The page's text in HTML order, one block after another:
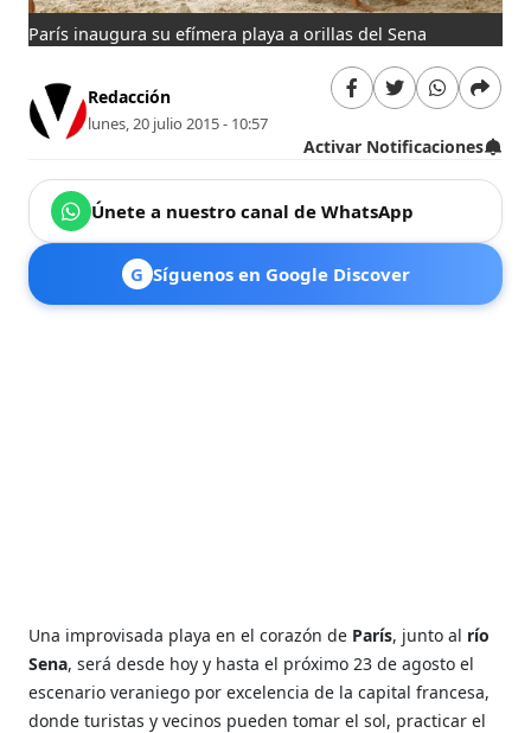
París inaugura su efímera playa a orillas del Sena
Redacción
lunes, 20 julio 2015 - 10:57
Activar Notificaciones
Únete a nuestro canal de WhatsApp
G Síguenos en Google Discover
Una improvisada playa en el corazón de París, junto al río
Sena, será desde hoy y hasta el próximo 23 de agosto el
escenario veraniego por excelencia de la capital francesa,
donde turistas y vecinos pueden tomar el sol, practicar el